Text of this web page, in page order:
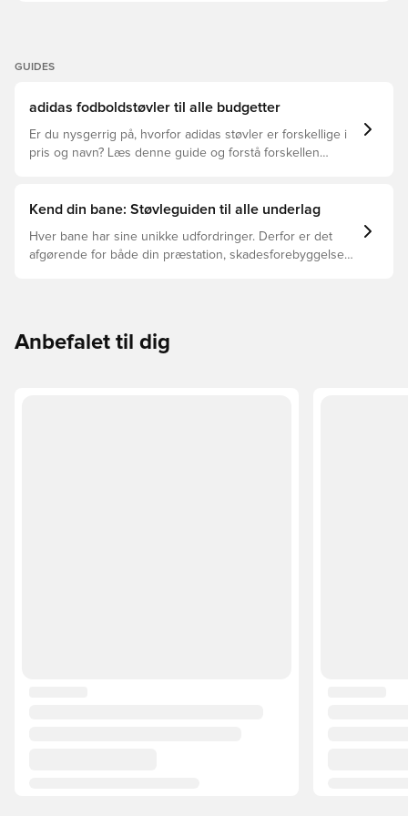
GUIDES
adidas fodboldstøvler til alle budgetter
Er du nysgerrig på, hvorfor adidas støvler er forskellige i
pris og navn? Læs denne guide og forstå forskellen
Kend din bane: Støvleguiden til alle underlag
Hver bane har sine unikke udfordringer. Derfor er det
afgørende for både din præstation, skadesforebyggelse
Anbefalet til dig